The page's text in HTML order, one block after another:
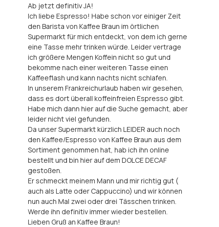
Ab jetzt definitiv JA!
Ich liebe Espresso! Habe schon vor einiger Zeit
den Barista von Kaffee Braun im örtlichen
Supermarkt für mich entdeckt, von dem ich gerne
eine Tasse mehr trinken würde. Leider vertrage
ich größere Mengen Koffein nicht so gut und
bekomme nach einer weiteren Tasse einen
Kaffeeflash und kann nachts nicht schlafen.
In unserem Frankreichurlaub haben wir gesehen,
dass es dort überall koffeinfreien Espresso gibt.
Habe mich dann hier auf die Suche gemacht, aber
leider nicht viel gefunden.
Da unser Supermarkt kürzlich LEIDER auch noch
den Kaffee/Espresso von Kaffee Braun aus dem
Sortiment genommen hat, hab ich ihn online
bestellt und bin hier auf dem DOLCE DECAF
gestoßen.
Er schmeckt meinem Mann und mir richtig gut (
auch als Latte oder Cappuccino) und wir können
nun auch Mal zwei oder drei Tässchen trinken.
Werde ihn definitiv immer wieder bestellen.
Lieben Gruß an Kaffee Braun!